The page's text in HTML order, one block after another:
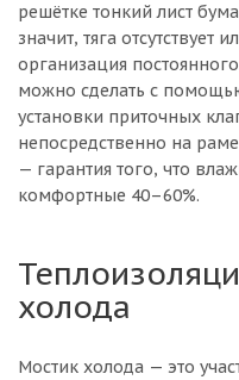
решётке тонкий лист
значит, тяга
организация
можно сделать с
установки приточных
непосредственно на
— гарантия того, что
комфортные 40–60%.
холода
Мостик холода — это